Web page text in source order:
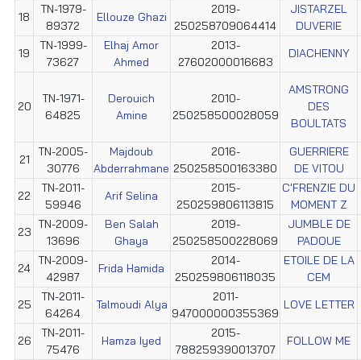
18
TN-1979-
89372
Ellouze Ghazi
2019-
250258709064414
JISTARZEL
DUVERIE
19
TN-1999-
73627
Elhaj Amor
Ahmed
2013-
27602000016683
DIACHENNY
20
TN-1971-
64825
Derouich
Amine
2010-
250258500028059
AMSTRONG
DES
BOULTATS
21
TN-2005-
30776
Majdoub
Abderrahmane
2016-
250258500163380
GUERRIERE
DE VITOU
22
TN-2011-
59946
Arif Selina
2015-
250259806113815
C'FRENZIE DU
MOMENT Z
23
TN-2009-
13696
Ben Salah
Ghaya
2019-
250258500228069
JUMBLE DE
PADOUE
24
TN-2009-
42987
Frida Hamida
2014-
250259806118035
ETOILE DE LA
CEM
25
TN-2011-
64264
Talmoudi Alya
2011-
947000000355369
LOVE LETTER
26
TN-2011-
75476
Hamza Iyed
2015-
788259390013707
FOLLOW ME